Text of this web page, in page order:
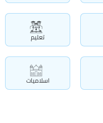
تعليم
اسلاميات